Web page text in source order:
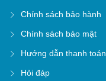
Chính sách bảo hành
Chính sách bảo mật
Hướng dẫn thanh toán
Hỏi đáp